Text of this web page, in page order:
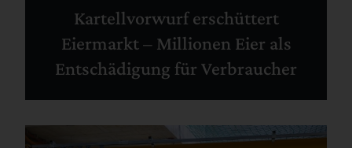
Kartellvorwurf erschüttert
Eiermarkt – Millionen Eier als
Entschädigung für Verbraucher